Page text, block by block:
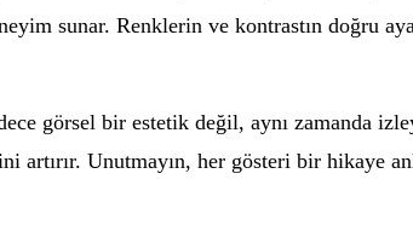
sunar. Renklerin ve kontrastın doğru
görsel bir estetik değil, aynı zamanda
artırır. Unutmayın, her gösteri bir hikaye